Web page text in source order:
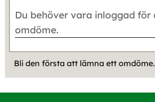
Bli den första att lämna ett omdöme.